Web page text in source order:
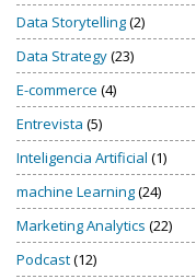
Data Storytelling(2)
Data Strategy(23)
E-commerce (4)
Entrevista (5)
Inteligencia Artificial (1)
machine Learning(24)
Marketing Analytics (22)
Podcast(12)